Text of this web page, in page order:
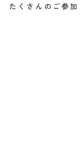
たくさんのご参加